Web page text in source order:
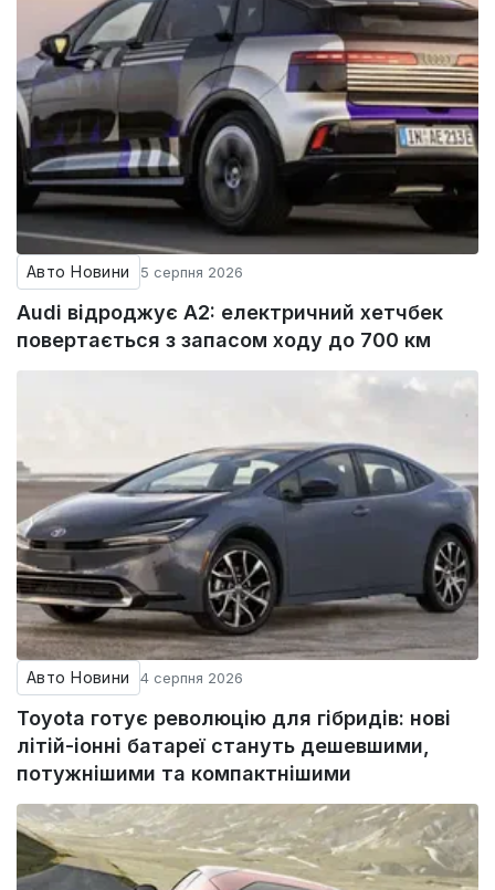
Авто Новини 5 серпня 2026
Audi відроджує A2: електричний хетчбек
повертається з запасом ходу до 700 км
Авто Новини 4 серпня 2026
Toyota готує революцію для гібридів: нові
літій-іонні батареї стануть дешевшими,
потужнішими та компактнішими